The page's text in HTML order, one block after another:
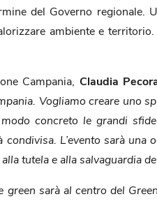
del Governo regionale.
ambiente e
Campania, Claudia
Vogliamo creare uno
concreto le grandi
L’evento sarà una
tutela e alla salvaguardia
green sarà al centro del